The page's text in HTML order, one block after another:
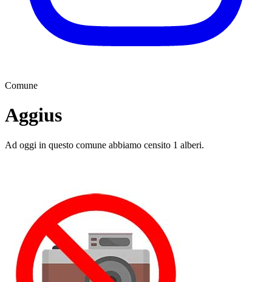
Comune
Aggius
Ad oggi in questo comune abbiamo censito 1 alberi.